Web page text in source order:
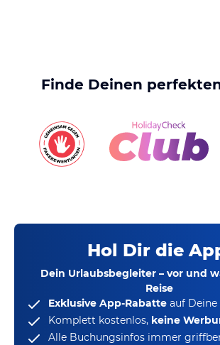
Finde Deinen
Hol Dir die
Dein Urlaubsbegleiter – vor und
Reise
Exklusive App-Rabatte auf
Komplett kostenlos, keine
Alle Buchungsinfos immer